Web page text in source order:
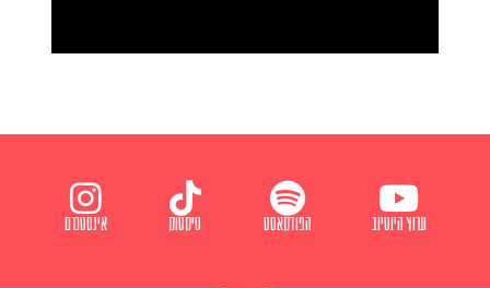
ערוץ היוטיוב הפודקאסט טיקטוק אינסטגרם